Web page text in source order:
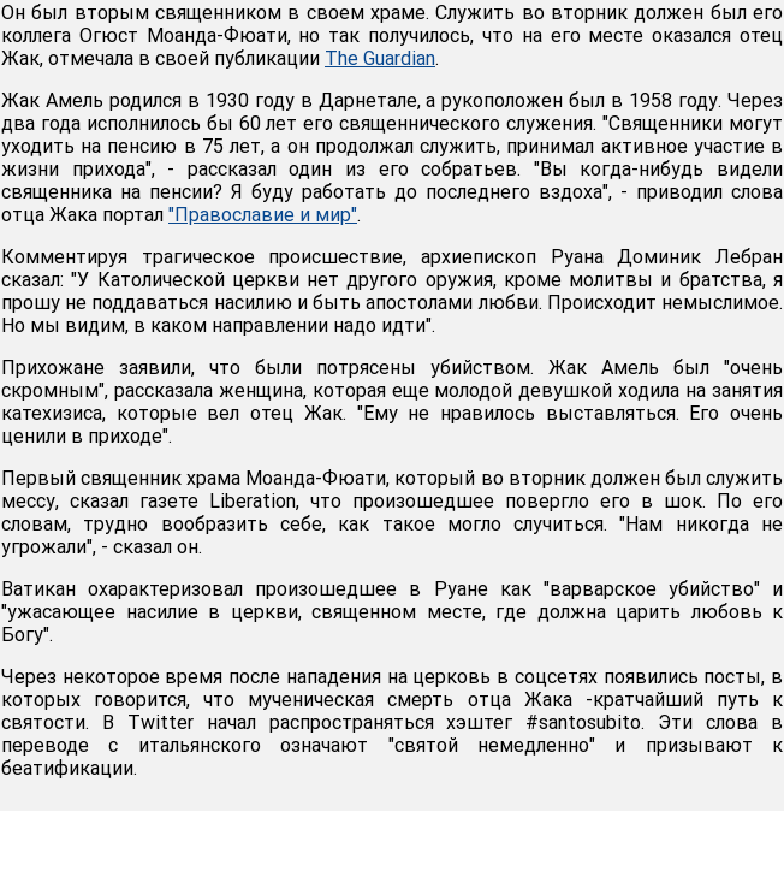
Он был вторым священником в своем храме. Служить во вторник должен был его
коллега Огюст Моанда-Фюати, но так получилось, что на его месте оказался отец
Жак, отмечала в своей публикации The Guardian.
Жак Амель родился в 1930 году в Дарнетале, а рукоположен был в 1958 году. Через
два года исполнилось бы 60 лет его священнического служения. "Священники могут
уходить на пенсию в 75 лет, а он продолжал служить, принимал активное участие в
жизни прихода", - рассказал один из его собратьев. "Вы когда-нибудь видели
священника на пенсии? Я буду работать до последнего вздоха", - приводил слова
отца Жака портал "Православие и мир".
Комментируя трагическое происшествие, архиепископ Руана Доминик Лебран
сказал: "У Католической церкви нет другого оружия, кроме молитвы и братства, я
прошу не поддаваться насилию и быть апостолами любви. Происходит немыслимое.
Но мы видим, в каком направлении надо идти".
Прихожане заявили, что были потрясены убийством. Жак Амель был "очень
скромным", рассказала женщина, которая еще молодой девушкой ходила на занятия
катехизиса, которые вел отец Жак. "Ему не нравилось выставляться. Его очень
ценили в приходе".
Первый священник храма Моанда-Фюати, который во вторник должен был служить
мессу, сказал газете Liberation, что произошедшее повергло его в шок. По его
словам, трудно вообразить себе, как такое могло случиться. "Нам никогда не
угрожали", - сказал он.
Ватикан охарактеризовал произошедшее в Руане как "варварское убийство" и
"ужасающее насилие в церкви, священном месте, где должна царить любовь к
Богу".
Через некоторое время после нападения на церковь в соцсетях появились посты, в
которых говорится, что мученическая смерть отца Жака -кратчайший путь к
святости. В Twitter начал распространяться хэштег #santosubito. Эти слова в
переводе с итальянского означают "святой немедленно" и призывают к
беатификации.